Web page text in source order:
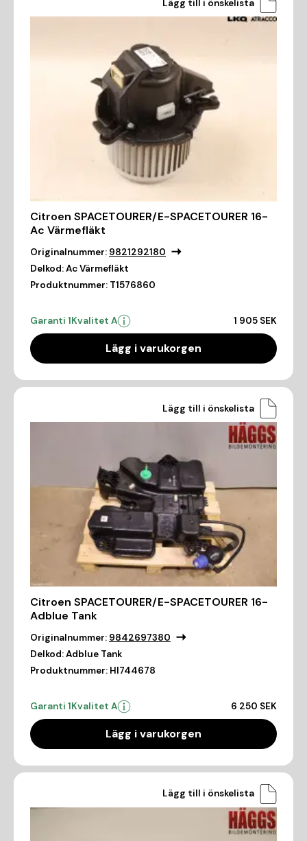
Lägg till i önskelista
Citroen SPACETOURER/E-SPACETOURER 16-
Ac Värmefläkt
Originalnummer: 9821292180
Delkod:Ac Värmefläkt
Produktnummer: T1576860
Garanti 1Kvalitet A 1 905 SEK
Lägg i varukorgen
Lägg till i önskelista
Citroen SPACETOURER/E-SPACETOURER 16-
Adblue Tank
Originalnummer: 9842697380
Delkod:Adblue Tank
Produktnummer: HI744678
Garanti 1Kvalitet A 6 250 SEK
Lägg i varukorgen
Lägg till i önskelista